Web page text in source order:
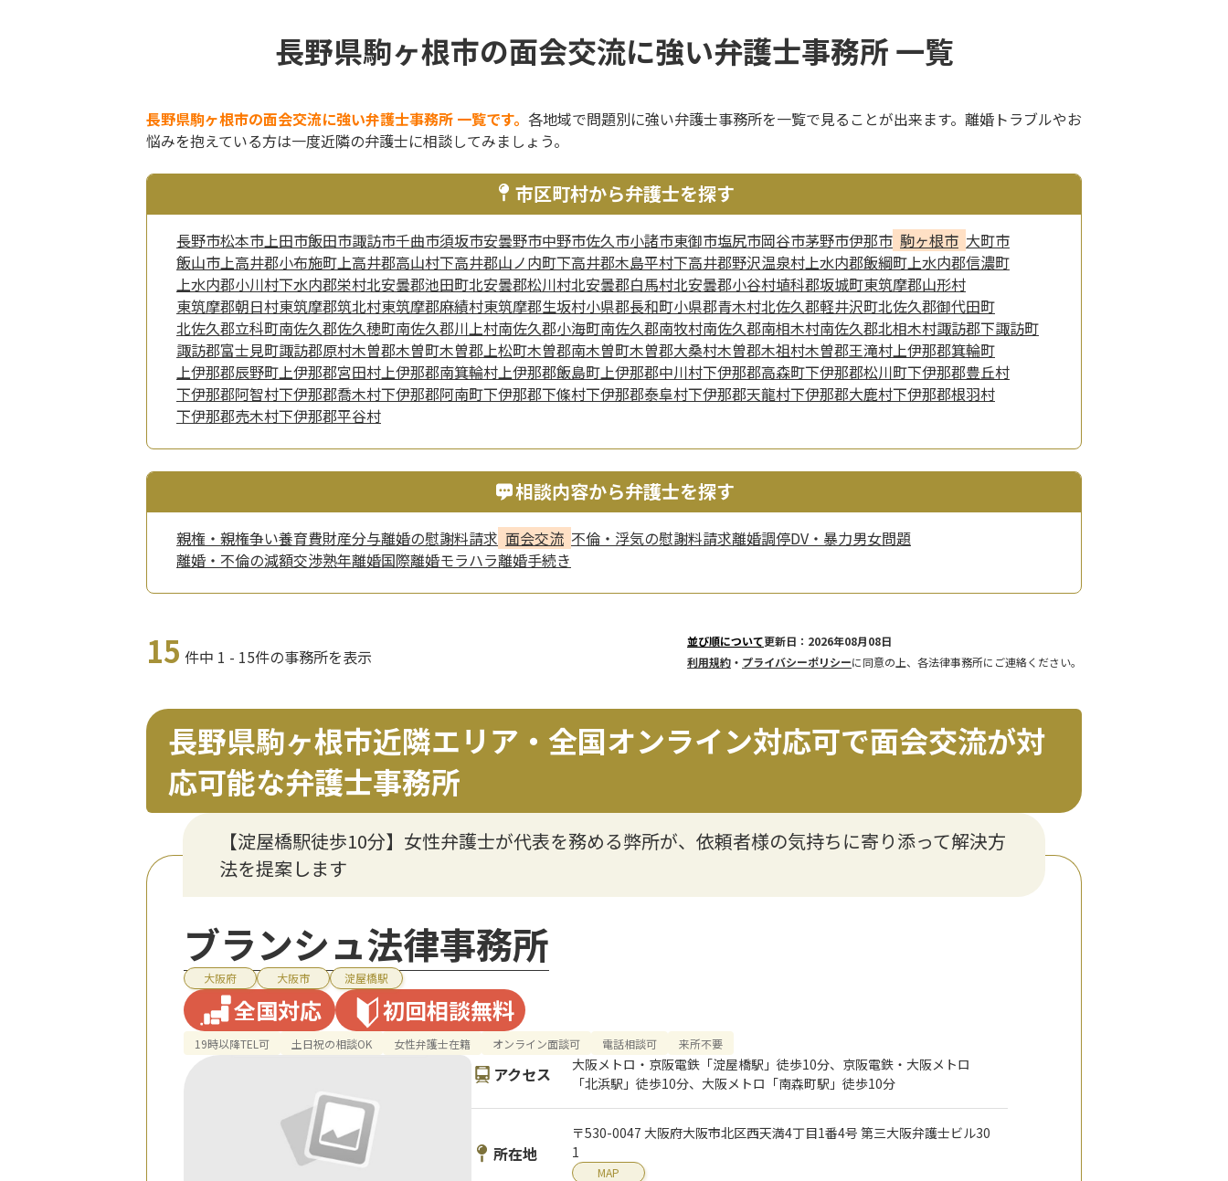
長野県駒ヶ根市の面会交流に強い弁護士事務所 一覧
長野県駒ヶ根市の面会交流に強い弁護士事務所 一覧です。 各地域で問題別に強い弁護士事務所を一覧で見ることが出来ます。離婚トラブルやお
悩みを抱えている方は一度近隣の弁護士に相談してみましょう。
市区町村から弁護士を探す
長野市松本市上田市飯田市諏訪市千曲市須坂市安曇野市中野市佐久市小諸市東御市塩尻市岡谷市茅野市伊那市 駒ヶ根市 大町市
飯山市上高井郡小布施町上高井郡高山村下高井郡山ノ内町下高井郡木島平村下高井郡野沢温泉村上水内郡飯綱町上水内郡信濃町
上水内郡小川村下水内郡栄村北安曇郡池田町北安曇郡松川村北安曇郡白馬村北安曇郡小谷村埴科郡坂城町東筑摩郡山形村
東筑摩郡朝日村東筑摩郡筑北村東筑摩郡麻績村東筑摩郡生坂村小県郡長和町小県郡青木村北佐久郡軽井沢町北佐久郡御代田町
北佐久郡立科町南佐久郡佐久穂町南佐久郡川上村南佐久郡小海町南佐久郡南牧村南佐久郡南相木村南佐久郡北相木村諏訪郡下諏訪町
諏訪郡富士見町諏訪郡原村木曽郡木曽町木曽郡上松町木曽郡南木曽町木曽郡大桑村木曽郡木祖村木曽郡王滝村上伊那郡箕輪町
上伊那郡辰野町上伊那郡宮田村上伊那郡南箕輪村上伊那郡飯島町上伊那郡中川村下伊那郡高森町下伊那郡松川町下伊那郡豊丘村
下伊那郡阿智村下伊那郡喬木村下伊那郡阿南町下伊那郡下條村下伊那郡泰阜村下伊那郡天龍村下伊那郡大鹿村下伊那郡根羽村
下伊那郡売木村下伊那郡平谷村
相談内容から弁護士を探す
親権・親権争い養育費財産分与離婚の慰謝料請求 面会交流 不倫・浮気の慰謝料請求離婚調停DV・暴力男女問題
離婚・不倫の減額交渉熟年離婚国際離婚モラハラ離婚手続き
15 件中 1 - 15件の事務所を表示
並び順について更新日：2026年08月08日
利用規約 ・ プライバシーポリシーに同意の上、各法律事務所にご連絡ください。
長野県駒ヶ根市近隣エリア・全国オンライン対応可で面会交流が対
応可能な弁護士事務所
【淀屋橋駅徒歩10分】女性弁護士が代表を務める弊所が、依頼者様の気持ちに寄り添って解決方
法を提案します
ブランシュ法律事務所
大阪府 大阪市 淀屋橋駅
全国対応 初回相談無料
19時以降TEL可 土日祝の相談OK 女性弁護士在籍 オンライン面談可 電話相談可 来所不要
アクセス
大阪メトロ・京阪電鉄「淀屋橋駅」徒歩10分、京阪電鉄・大阪メトロ
「北浜駅」徒歩10分、大阪メトロ「南森町駅」徒歩10分
所在地
〒530-0047 大阪府大阪市北区西天満4丁目1番4号 第三大阪弁護士ビル30
1
MAP